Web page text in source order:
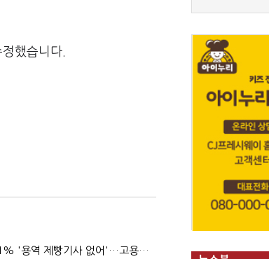
했습니다.
(단독)⑩파리바게뜨 가맹점 41% '용역 제빵기사 없어'…고용불안 속 브랜드가치도 '흔들'